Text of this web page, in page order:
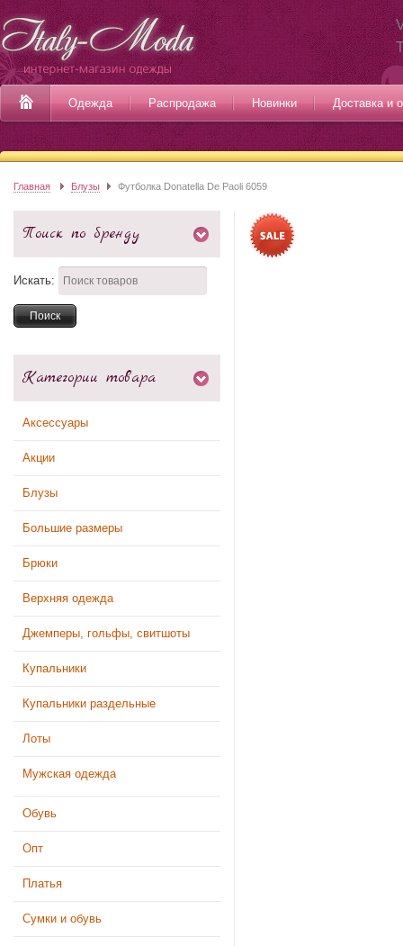
Одежда Распродажа Новинки Доставка и
Главная Блузы Футболка Donatella De Paolі 6059
Поиск по бренду
Искать:
Категории товара
Аксессуары
Акции
Блузы
Большие размеры
Брюки
Верхняя одежда
Джемперы, гольфы, свитшоты
Купальники
Купальники раздельные
Лоты
Мужская одежда
Обувь
Опт
Платья
Сумки и обувь